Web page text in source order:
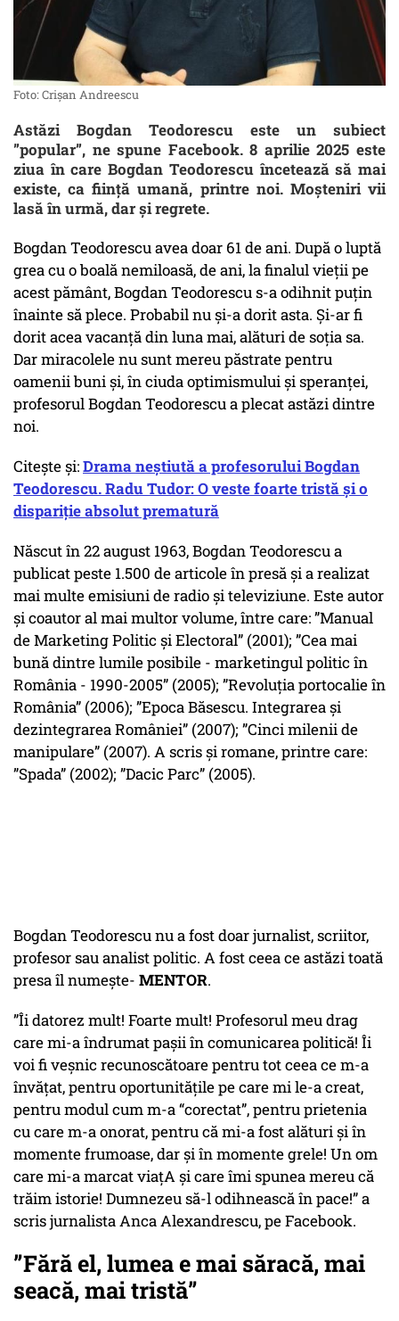
Foto: Crișan Andreescu
Astăzi Bogdan Teodorescu este un subiect
”popular”, ne spune Facebook. 8 aprilie 2025 este
ziua în care Bogdan Teodorescu încetează să mai
existe, ca ființă umană, printre noi. Moșteniri vii
lasă în urmă, dar și regrete.
Bogdan Teodorescu avea doar 61 de ani. După o luptă
grea cu o boală nemiloasă, de ani, la finalul vieții pe
acest pământ, Bogdan Teodorescu s-a odihnit puțin
înainte să plece. Probabil nu și-a dorit asta. Și-ar fi
dorit acea vacanță din luna mai, alături de soția sa.
Dar miracolele nu sunt mereu păstrate pentru
oamenii buni și, în ciuda optimismului și speranței,
profesorul Bogdan Teodorescu a plecat astăzi dintre
noi.
Citește și:Drama neștiută a profesorului Bogdan
Teodorescu. Radu Tudor: O veste foarte tristă și o
dispariție absolut prematură
Născut în 22 august 1963, Bogdan Teodorescu a
publicat peste 1.500 de articole în presă şi a realizat
mai multe emisiuni de radio şi televiziune. Este autor
şi coautor al mai multor volume, între care: ”Manual
de Marketing Politic şi Electoral” (2001); ”Cea mai
bună dintre lumile posibile - marketingul politic în
România - 1990-2005” (2005); ”Revoluţia portocalie în
România” (2006); ”Epoca Băsescu. Integrarea şi
dezintegrarea României” (2007); ”Cinci milenii de
manipulare” (2007). A scris şi romane, printre care:
”Spada” (2002); ”Dacic Parc” (2005).
Bogdan Teodorescu nu a fost doar jurnalist, scriitor,
profesor sau analist politic. A fost ceea ce astăzi toată
presa îl numește- MENTOR.
”Îi datorez mult! Foarte mult! Profesorul meu drag
care mi-a îndrumat pașii în comunicarea politică! Îi
voi fi veșnic recunoscătoare pentru tot ceea ce m-a
învățat, pentru oportunitățile pe care mi le-a creat,
pentru modul cum m-a “corectat”, pentru prietenia
cu care m-a onorat, pentru că mi-a fost alături și în
momente frumoase, dar și în momente grele! Un om
care mi-a marcat viațA și care îmi spunea mereu că
trăim istorie! Dumnezeu să-l odihnească în pace!” a
scris jurnalista Anca Alexandrescu, pe Facebook.
”Fără el, lumea e mai săracă, mai
seacă, mai tristă”